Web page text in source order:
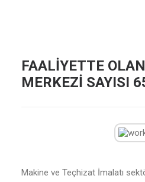
Site içi
FAALİYETTE
MERKEZİ SAYISI
Makine ve Teçhizat İmalatı